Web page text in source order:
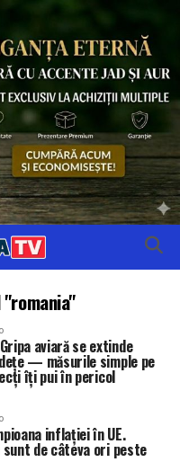
aviară se extinde
— măsurile simple pe
îți pui în pericol
inflației în UE.
de câteva ori peste